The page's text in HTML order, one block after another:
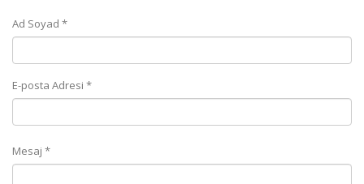
Ad Soyad *
E-posta Adresi *
Mesaj *